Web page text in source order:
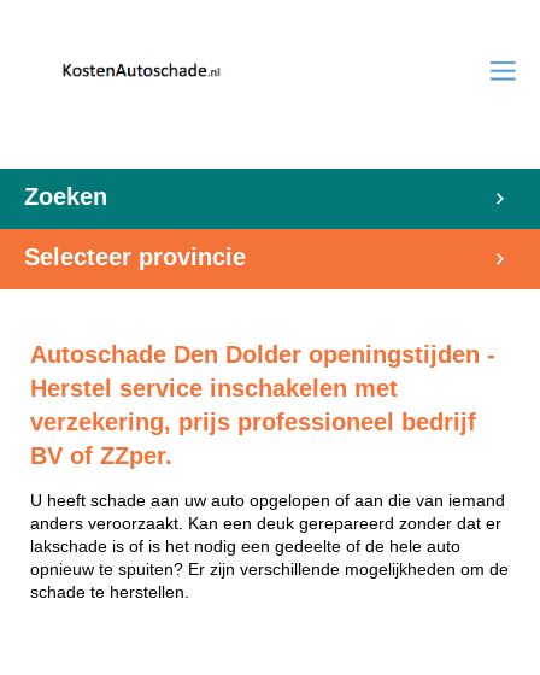
Zoeken
Selecteer provincie
Autoschade Den Dolder openingstijden -
Herstel service inschakelen met
verzekering, prijs professioneel bedrijf
BV of ZZper.
U heeft schade aan uw auto opgelopen of aan die van iemand
anders veroorzaakt. Kan een deuk gerepareerd zonder dat er
lakschade is of is het nodig een gedeelte of de hele auto
opnieuw te spuiten? Er zijn verschillende mogelijkheden om de
schade te herstellen.